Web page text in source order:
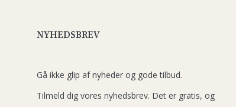
NYHEDSBREV
Gå ikke glip af nyheder og gode tilbud.
Tilmeld dig vores nyhedsbrev. Det er gratis, og